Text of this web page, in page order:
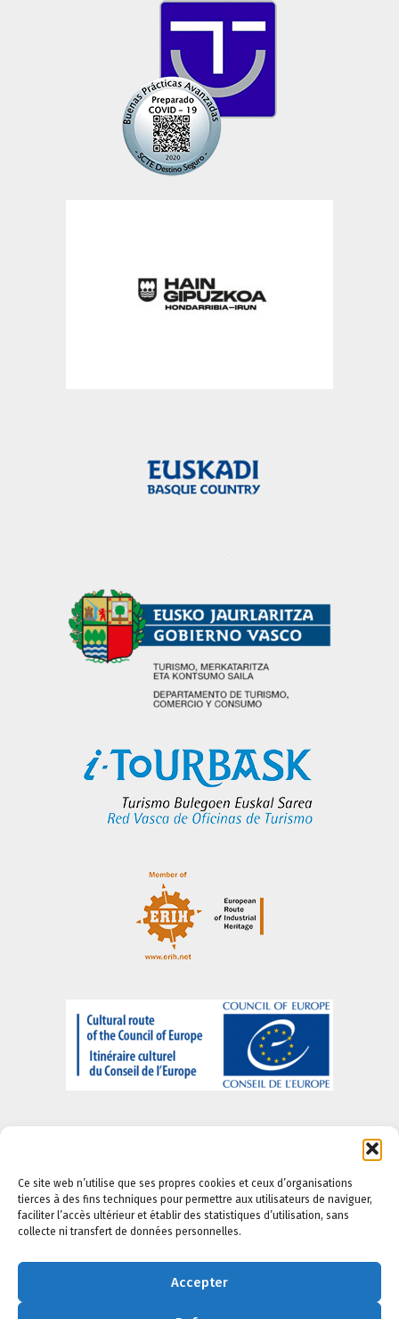
Ce site web n’utilise que ses propres cookies et ceux d’organisations
tierces à des fins techniques pour permettre aux utilisateurs de naviguer,
faciliter l’accès ultérieur et établir des statistiques d’utilisation, sans
collecte ni transfert de données personnelles.
Accepter
A propos de nous-Informations juridiques- Politique
de confidentialité-Politique en matière de cookies